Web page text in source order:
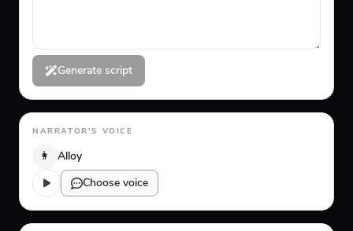
Generate script
NARRATOR'S VOICE
👩
Alloy
Choose voice